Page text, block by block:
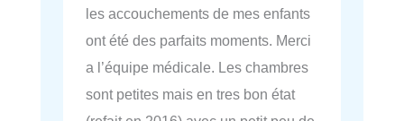
les accouchements de mes enfants
ont été des parfaits moments. Merci
a l’équipe médicale. Les chambres
sont petites mais en tres bon état